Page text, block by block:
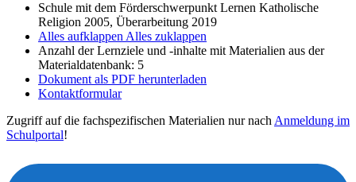
Schule mit dem Förderschwerpunkt Lernen Katholische
Religion 2005, Überarbeitung 2019
Alles aufklappen Alles zuklappen
Anzahl der Lernziele und -inhalte mit Materialien aus der
Materialdatenbank: 5
Dokument als PDF herunterladen
Kontaktformular
Zugriff auf die fachspezifischen Materialien nur nach Anmeldung im
Schulportal!